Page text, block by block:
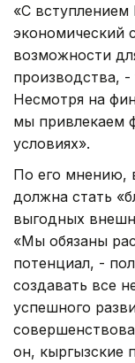
«С вступлением
экономический
возможности
производства, -
Несмотря на
мы привлекаем
условиях».
По его мнению,
должна стать
выгодных
«Мы обязаны
потенциал, -
создавать все
успешного
он, кыргызские